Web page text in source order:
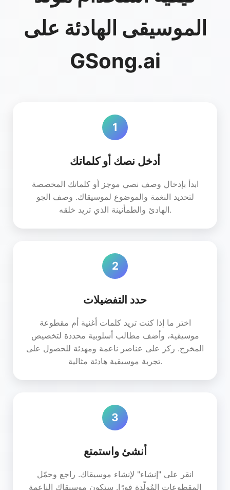
الموسيقى الهادئة على
GSong.ai
1
أدخل نصك أو كلماتك
ابدأ بإدخال وصف نصي موجز أو كلماتك المخصصة
لتحديد النغمة والموضوع لموسيقاك. وصف الجو
الهادئ والطمأنينة الذي تريد خلقه.
2
حدد التفضيلات
اختر ما إذا كنت تريد كلمات أغنية أم مقطوعة
موسيقية، وأضف مطالب أسلوبية محددة لتخصيص
المخرج. ركز على عناصر ناعمة ومهدئة للحصول على
تجربة موسيقية هادئة مثالية.
3
أنشئ واستمتع
انقر على "إنشاء" لإنشاء موسيقاك. راجع وحمّل
المقطوعات المُولّدة فورًا. ستكون موسيقاك الناعمة